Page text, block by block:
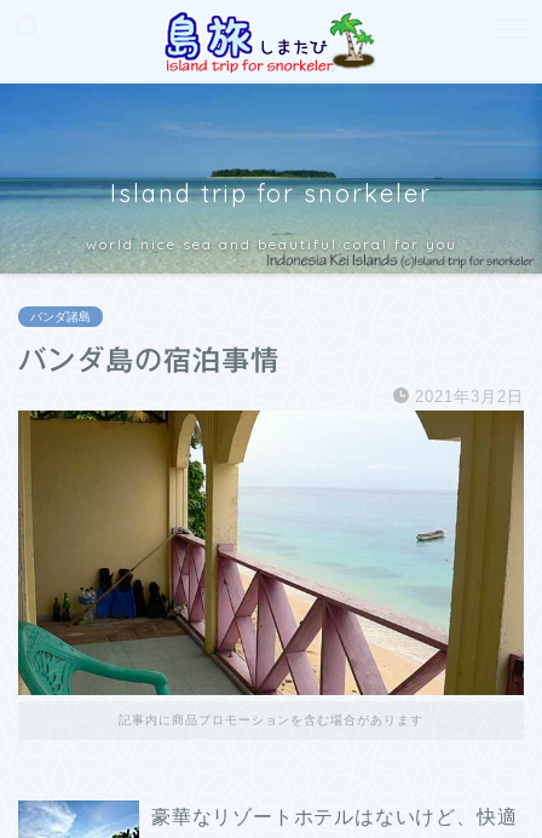
Island trip for snorkeler
world nice sea and beautiful coral for you
バンダ諸島
バンダ島の宿泊事情
2021年3月2日
記事内に商品プロモーションを含む場合があります
豪華なリゾートホテルはないけど、快適